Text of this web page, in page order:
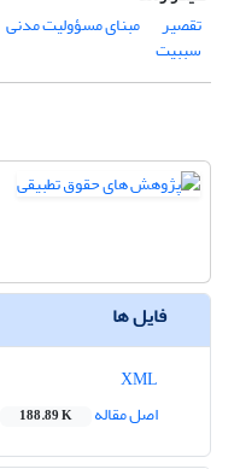
تقصیر
مبنای مسؤولیت مدنی
سببیت
فایل ها
اصل مقاله
188.89 K